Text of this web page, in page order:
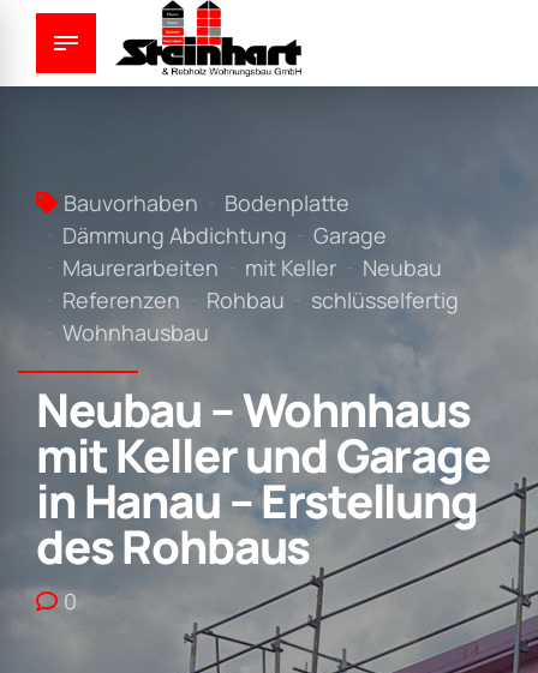
Bauvorhaben
Bodenplatte
Dämmung Abdichtung
Garage
Maurerarbeiten
mit Keller
Neubau
Referenzen
Rohbau
schlüsselfertig
Wohnhausbau
Neubau – Wohnhaus
mit Keller und Garage
in Hanau – Erstellung
des Rohbaus
0